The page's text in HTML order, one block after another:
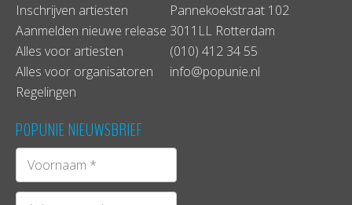
Op 19 oktober begonnen we aan ons avontuur
om in een kleine week de East Coast van de
Inschrijven artiesten
Aanmelden nieuwe release
Alles voor artiesten
Alles voor organisatoren
Regelingen
Pannekoekstraat 102
3011LL Rotterdam
(010) 412 34 55
info@popunie.nl
POPUNIE NIEUWSBRIEF